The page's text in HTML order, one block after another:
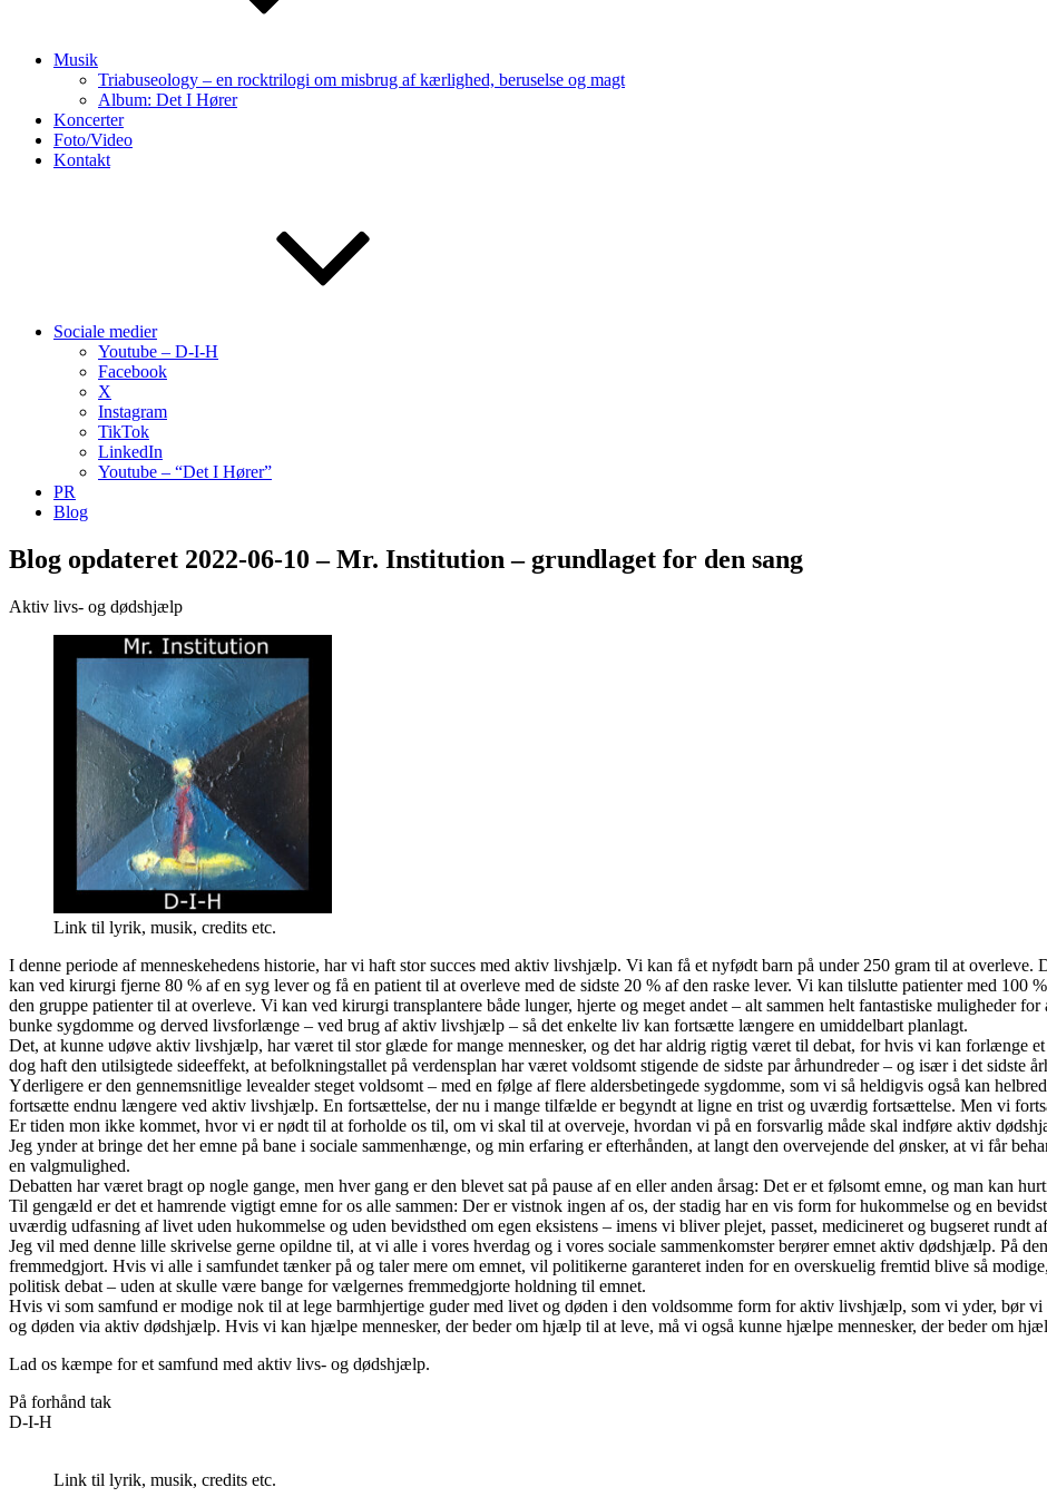
Musik
Triabuseology – en rocktrilogi om misbrug af kærlighed, beruselse og magt
Album: Det I Hører
Koncerter
Foto/Video
Kontakt
Sociale medier
Youtube – D-I-H
Facebook
X
Instagram
TikTok
LinkedIn
Youtube – “Det I Hører”
PR
Blog
Blog opdateret 2022-06-10 – Mr. Institution – grundlaget for den sang
Aktiv livs- og dødshjælp
Link til lyrik, musik, credits etc.
I denne periode af menneskehedens historie, har vi haft stor succes med aktiv livshjælp. Vi kan få et nyfødt barn på under 250 gram til at overleve.
kan ved kirurgi fjerne 80 % af en syg lever og få en patient til at overleve med de sidste 20 % af den raske lever. Vi kan tilslutte patienter med 100
den gruppe patienter til at overleve. Vi kan ved kirurgi transplantere både lunger, hjerte og meget andet – alt sammen helt fantastiske muligheder
bunke sygdomme og derved livsforlænge – ved brug af aktiv livshjælp – så det enkelte liv kan fortsætte længere en umiddelbart planlagt.
Det, at kunne udøve aktiv livshjælp, har været til stor glæde for mange mennesker, og det har aldrig rigtig været til debat, for hvis vi kan forlænge
dog haft den utilsigtede sideeffekt, at befolkningstallet på verdensplan har været voldsomt stigende de sidste par århundreder – og især i det sidste
Yderligere er den gennemsnitlige levealder steget voldsomt – med en følge af flere aldersbetingede sygdomme, som vi så heldigvis også kan
fortsætte endnu længere ved aktiv livshjælp. En fortsættelse, der nu i mange tilfælde er begyndt at ligne en trist og uværdig fortsættelse. Men vi
Er tiden mon ikke kommet, hvor vi er nødt til at forholde os til, om vi skal til at overveje, hvordan vi på en forsvarlig måde skal indføre aktiv
Jeg ynder at bringe det her emne på bane i sociale sammenhænge, og min erfaring er efterhånden, at langt den overvejende del ønsker, at vi får
en valgmulighed.
Debatten har været bragt op nogle gange, men hver gang er den blevet sat på pause af en eller anden årsag: Det er et følsomt emne, og man kan
Til gengæld er det et hamrende vigtigt emne for os alle sammen: Der er vistnok ingen af os, der stadig har en vis form for hukommelse og en
uværdig udfasning af livet uden hukommelse og uden bevidsthed om egen eksistens – imens vi bliver plejet, passet, medicineret og bugseret rundt
Jeg vil med denne lille skrivelse gerne opildne til, at vi alle i vores hverdag og i vores sociale sammenkomster berører emnet aktiv dødshjælp. På
fremmedgjort. Hvis vi alle i samfundet tænker på og taler mere om emnet, vil politikerne garanteret inden for en overskuelig fremtid blive så
politisk debat – uden at skulle være bange for vælgernes fremmedgjorte holdning til emnet.
Hvis vi som samfund er modige nok til at lege barmhjertige guder med livet og døden i den voldsomme form for aktiv livshjælp, som vi yder, bør
og døden via aktiv dødshjælp. Hvis vi kan hjælpe mennesker, der beder om hjælp til at leve, må vi også kunne hjælpe mennesker, der beder om
Lad os kæmpe for et samfund med aktiv livs- og dødshjælp.
På forhånd tak
D-I-H
Link til lyrik, musik, credits etc.